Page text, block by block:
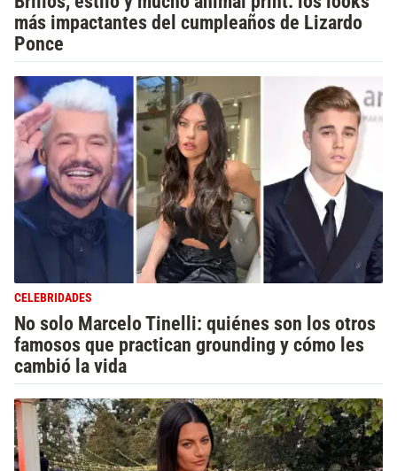
más impactantes del cumpleaños de Lizardo
Ponce
CELEBRIDADES
No solo Marcelo Tinelli: quiénes son los otros
famosos que practican grounding y cómo les
cambió la vida